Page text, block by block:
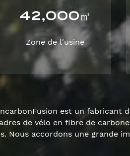
42,000㎡
Zone de l'usine
est un
de vélo en fibre de
Nous accordons une grande